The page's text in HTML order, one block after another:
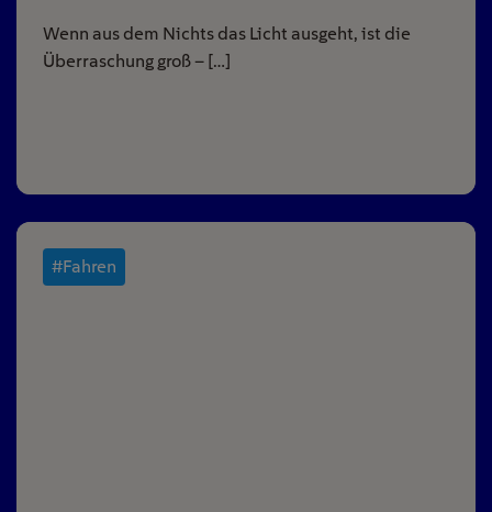
Wenn aus dem Nichts das Licht ausgeht, ist die
Überraschung groß – […]
#Fahren